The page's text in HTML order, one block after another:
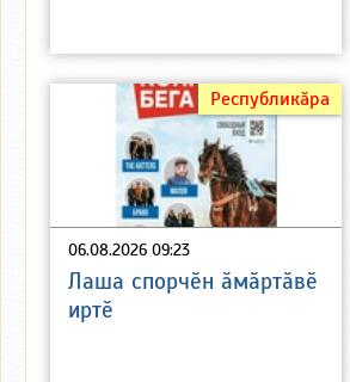
06.08.2026 09:23
Республикӑра
Лаша спорчӗн ӑмӑртӑвӗ
иртӗ